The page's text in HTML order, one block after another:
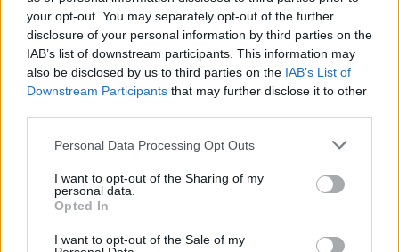
your opt-out. You may separately opt-out of the further
disclosure of your personal information by third parties on the
IAB’s list of downstream participants. This information may
also be disclosed by us to third parties on the IAB’s List of
Downstream Participants that may further disclose it to other
Personal Data Processing Opt Outs
I want to opt-out of the Sharing of my
personal data.
Opted In
I want to opt-out of the Sale of my
Paroles + Traduction Téléchargement
Vidéos
Dire «merci» pour cette traduction Corriger une erreur